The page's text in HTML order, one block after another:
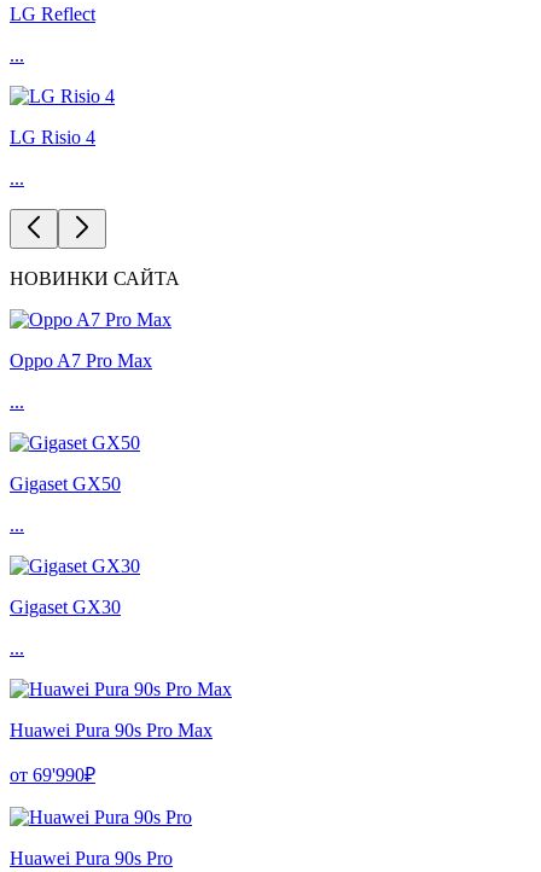
LG Reflect
...
LG Risio 4
...
НОВИНКИ САЙТА
Oppo A7 Pro Max
...
Gigaset GX50
...
Gigaset GX30
...
Huawei Pura 90s Pro Max
от 69'990₽
Huawei Pura 90s Pro